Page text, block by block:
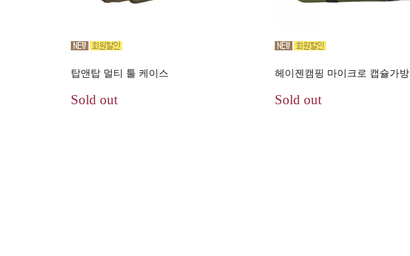
탑앤탑 멀티 툴 케이스
Sold out
헤이젠캠핑 마이크로 캡슐가방
Sold out